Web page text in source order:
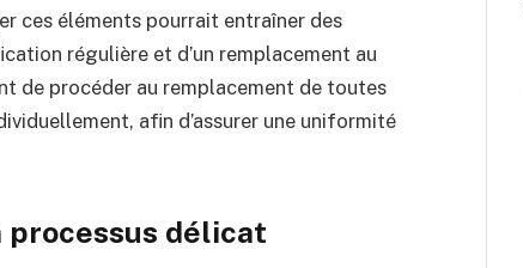
ces éléments pourrait entraîner des
régulière et d’un remplacement au
de procéder au remplacement de toutes
afin d’assurer une uniformité
processus délicat